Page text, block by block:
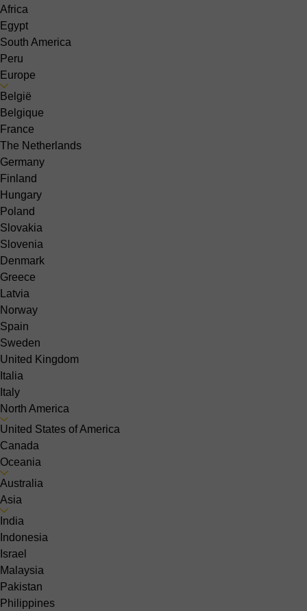
Africa
Egypt
South America
Peru
Europe
België
Belgique
France
The Netherlands
Germany
Finland
Hungary
Poland
Slovakia
Slovenia
Denmark
Greece
Latvia
Norway
Spain
Sweden
United Kingdom
Italia
Italy
North America
United States of America
Canada
Oceania
Australia
Asia
India
Indonesia
Israel
Malaysia
Pakistan
Philippines